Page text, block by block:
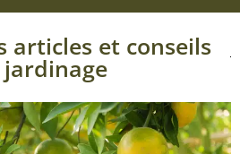
articles et conseils
jardinage